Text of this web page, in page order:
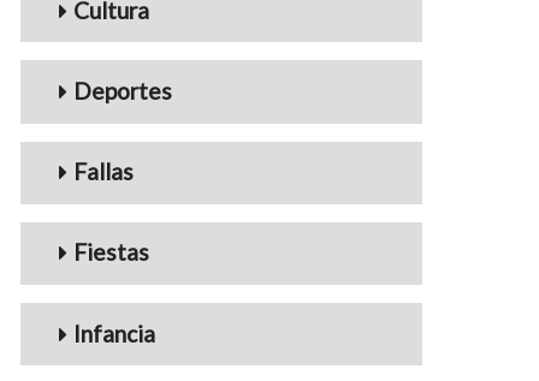
Cultura
Deportes
Fallas
Fiestas
Infancia